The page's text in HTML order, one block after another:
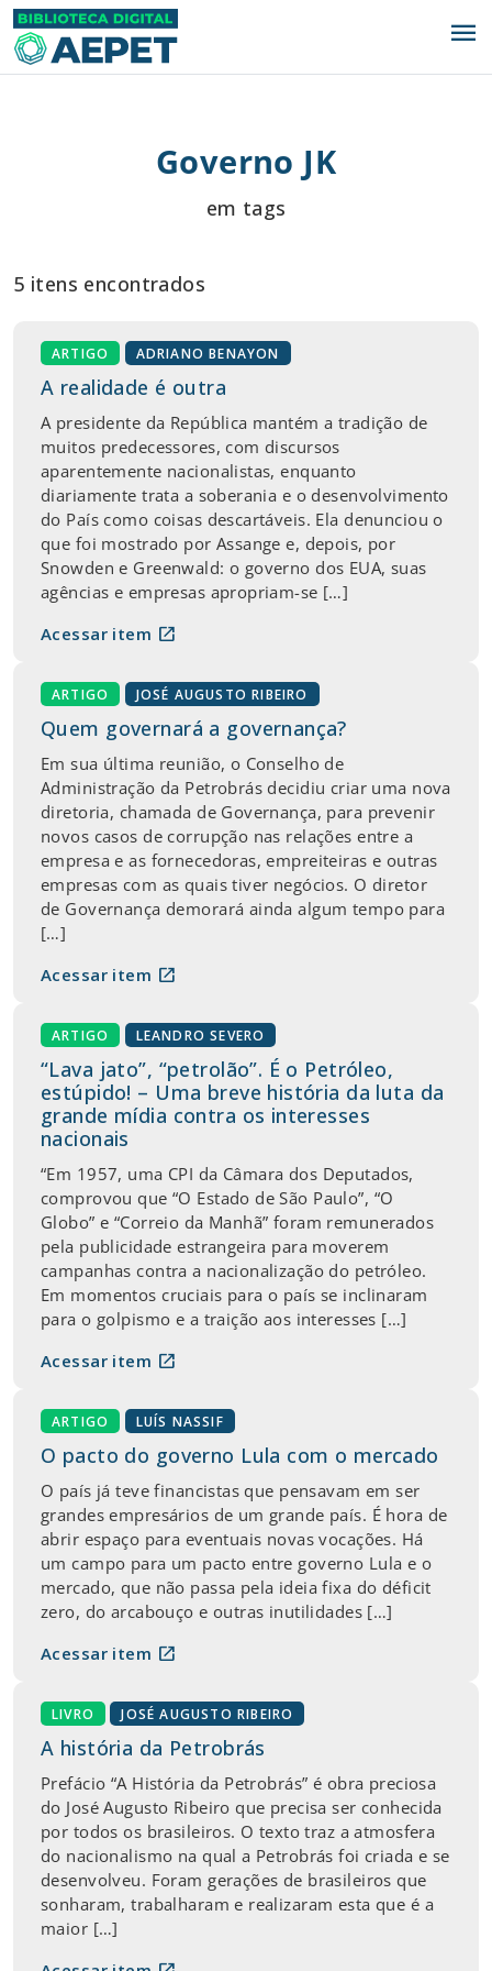
menu
Governo JK
em tags
5 itens encontrados
ARTIGO ADRIANO BENAYON
A realidade é outra
A presidente da República mantém a tradição de
muitos predecessores, com discursos
aparentemente nacionalistas, enquanto
diariamente trata a soberania e o desenvolvimento
do País como coisas descartáveis. Ela denunciou o
que foi mostrado por Assange e, depois, por
Snowden e Greenwald: o governo dos EUA, suas
agências e empresas apropriam-se […]
Acessar item open_in_new
ARTIGO JOSÉ AUGUSTO RIBEIRO
Quem governará a governança?
Em sua última reunião, o Conselho de
Administração da Petrobrás decidiu criar uma nova
diretoria, chamada de Governança, para prevenir
novos casos de corrupção nas relações entre a
empresa e as fornecedoras, empreiteiras e outras
empresas com as quais tiver negócios. O diretor
de Governança demorará ainda algum tempo para
[…]
Acessar item open_in_new
ARTIGO LEANDRO SEVERO
“Lava jato”, “petrolão”. É o Petróleo,
estúpido! – Uma breve história da luta da
grande mídia contra os interesses
nacionais
“Em 1957, uma CPI da Câmara dos Deputados,
comprovou que “O Estado de São Paulo”, “O
Globo” e “Correio da Manhã” foram remunerados
pela publicidade estrangeira para moverem
campanhas contra a nacionalização do petróleo.
Em momentos cruciais para o país se inclinaram
para o golpismo e a traição aos interesses […]
Acessar item open_in_new
ARTIGO LUÍS NASSIF
O pacto do governo Lula com o mercado
O país já teve financistas que pensavam em ser
grandes empresários de um grande país. É hora de
abrir espaço para eventuais novas vocações. Há
um campo para um pacto entre governo Lula e o
mercado, que não passa pela ideia fixa do déficit
zero, do arcabouço e outras inutilidades […]
Acessar item open_in_new
LIVRO JOSÉ AUGUSTO RIBEIRO
A história da Petrobrás
Prefácio “A História da Petrobrás” é obra preciosa
do José Augusto Ribeiro que precisa ser conhecida
por todos os brasileiros. O texto traz a atmosfera
do nacionalismo na qual a Petrobrás foi criada e se
desenvolveu. Foram gerações de brasileiros que
sonharam, trabalharam e realizaram esta que é a
maior […]